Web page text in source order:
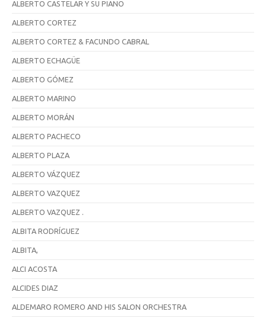
ALBERTO CASTELAR Y SU PIANO
ALBERTO CORTEZ
ALBERTO CORTEZ & FACUNDO CABRAL
ALBERTO ECHAGÜE
ALBERTO GÓMEZ
ALBERTO MARINO
ALBERTO MORÁN
ALBERTO PACHECO
ALBERTO PLAZA
ALBERTO VÁZQUEZ
ALBERTO VAZQUEZ
ALBERTO VAZQUEZ .
ALBITA RODRÍGUEZ
ALBITA,
ALCI ACOSTA
ALCIDES DIAZ
ALDEMARO ROMERO AND HIS SALON ORCHESTRA